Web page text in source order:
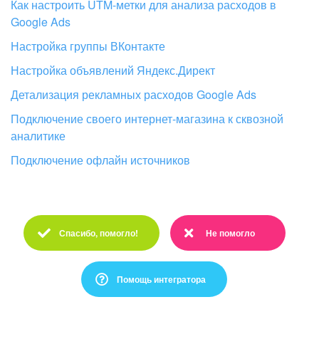
Как настроить UTM-метки для анализа расходов в
Google Ads
Настройка группы ВКонтакте
Настройка объявлений Яндекс.Директ
Детализация рекламных расходов Google Ads
Подключение своего интернет-магазина к сквозной
аналитике
Подключение офлайн источников
Спасибо, помогло!
Спасибо :)
Не помогло
Очень жаль :(
Помощь интегратора